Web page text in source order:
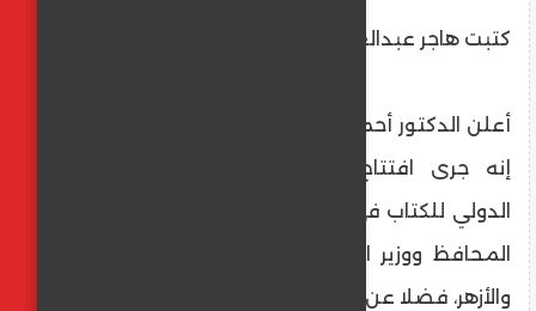
كتبت هاجر عبدالعليم
أعلن الدكتور أحمد زايد، مدير مكتبة الإسكندرية،
إنه جرى افتتاح معرض مكتبة الإسكندرية
المحافظ ووزير الثقافة ومندوب وزارة الأوقاف
والأزهر، فضلا عن عدد كبير للغاية من الإعلاميين